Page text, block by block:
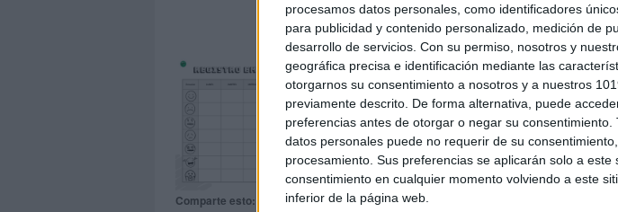
procesamos datos personales, como identificadores
para publicidad y contenido personalizado, medición de
desarrollo de servicios. Con su permiso, nosotros y
geográfica precisa e identificación mediante las
otorgarnos su consentimiento a nosotros y a nuestros
previamente descrito. De forma alternativa, puede
preferencias antes de otorgar o negar su consentimiento.
datos personales puede no requerir de su
procesamiento. Sus preferencias se aplicarán solo a
consentimiento en cualquier momento volviendo a este
inferior de la página web.
Registro emocional semanal
Comparte esto: